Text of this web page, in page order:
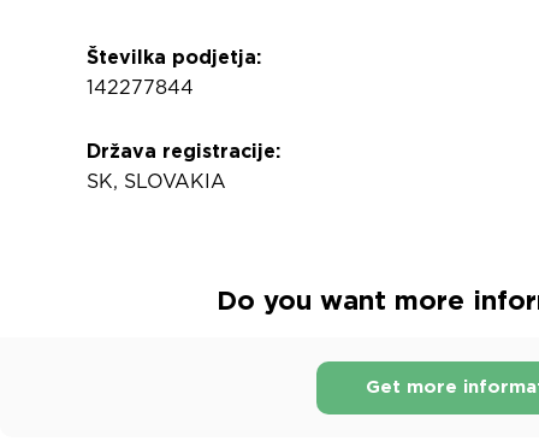
Številka podjetja:
142277844
Država registracije:
SK, SLOVAKIA
Do you want more
Get more